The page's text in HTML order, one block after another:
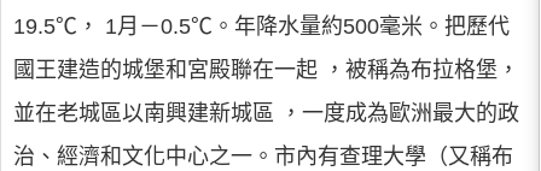
19.5℃， 1月－0.5℃。年降水量約500毫米。把歷代
國王建造的城堡和宮殿聯在一起 ，被稱為布拉格堡，
並在老城區以南興建新城區 ，一度成為歐洲最大的政
治、經濟和文化中心之一。市內有查理大學（又稱布